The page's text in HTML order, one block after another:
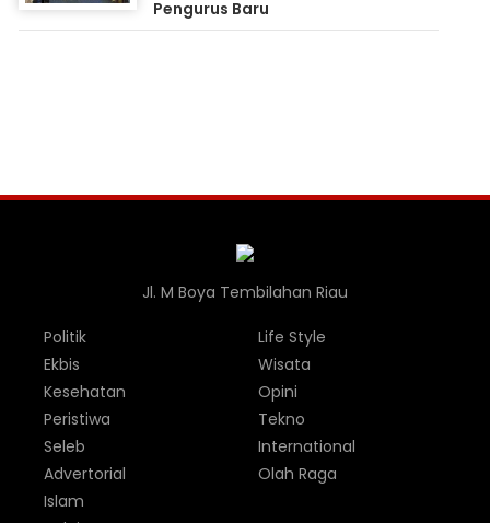
Pengurus Baru
Jl. M Boya Tembilahan Riau
Politik
Ekbis
Kesehatan
Peristiwa
Seleb
Advertorial
Life Style
Wisata
Opini
Tekno
International
Olah Raga
Islam